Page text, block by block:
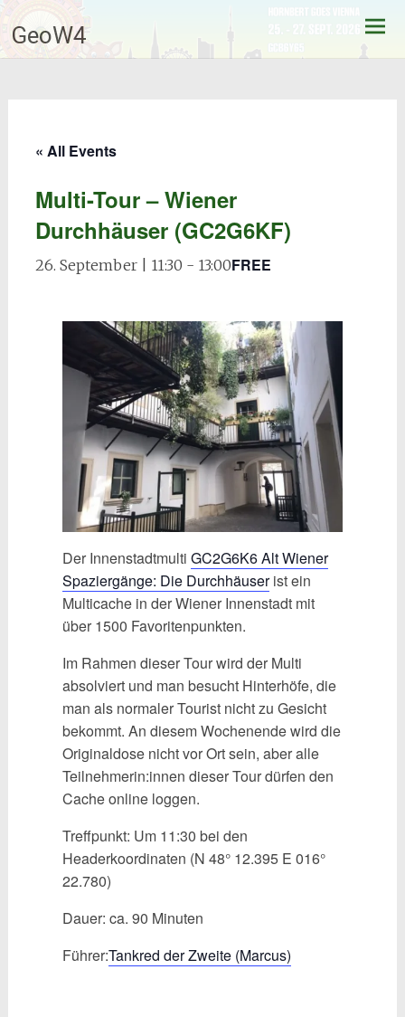
to
content
GeoW4
« All Events
Multi-Tour – Wiener
Durchhäuser (GC2G6KF)
26. September | 11:30 - 13:00FREE
Der Innenstadtmulti GC2G6K6 Alt Wiener
Spaziergänge: Die Durchhäuserist ein
Multicache in der Wiener Innenstadt mit
über 1500 Favoritenpunkten.
Im Rahmen dieser Tour wird der Multi
absolviert und man besucht Hinterhöfe, die
man als normaler Tourist nicht zu Gesicht
bekommt. An diesem Wochenende wird die
Originaldose nicht vor Ort sein, aber alle
Teilnehmerin:innen dieser Tour dürfen den
Cache online loggen.
Treffpunkt: Um 11:30 bei den
Headerkoordinaten (N 48° 12.395 E 016°
22.780)
Dauer: ca. 90 Minuten
Führer:Tankred der Zweite (Marcus)